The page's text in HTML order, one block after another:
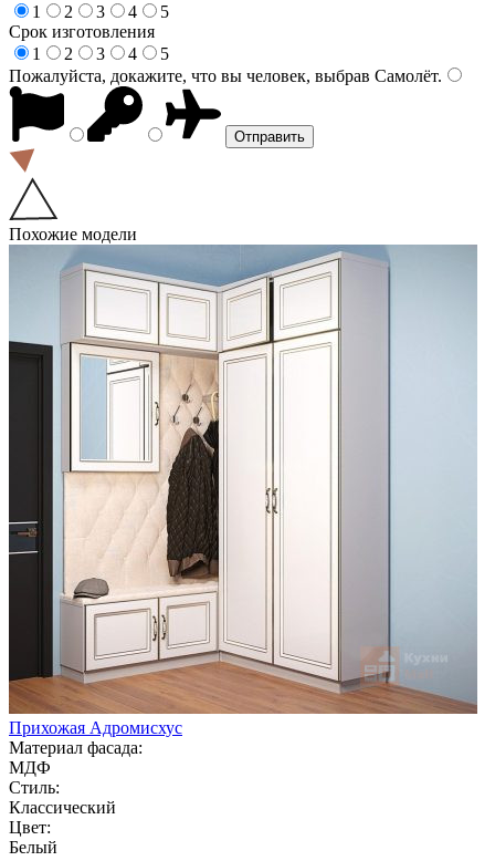
1
2 3 4
5
Срок изготовления
1
2 3 4
5
Пожалуйста, докажите, что вы человек, выбрав Самолёт.
Похожие модели
Прихожая Адромисхус
Материал фасада:
МДФ
Стиль:
Классический
Цвет:
Белый